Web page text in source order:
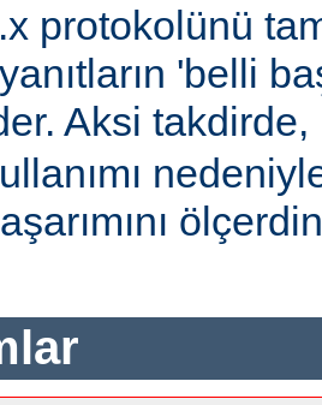
protokolünü
'belli
Aksi takdirde,